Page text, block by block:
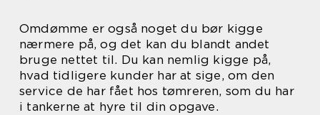
Omdømme er også noget du bør kigge
nærmere på, og det kan du blandt andet
bruge nettet til. Du kan nemlig kigge på,
hvad tidligere kunder har at sige, om den
service de har fået hos tømreren, som du har
i tankerne at hyre til din opgave.